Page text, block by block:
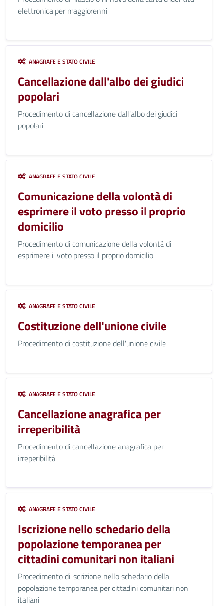
elettronica per maggiorenni
ANAGRAFE E STATO CIVILE
Cancellazione dall'albo dei giudici
popolari
Procedimento di cancellazione dall'albo dei giudici
popolari
ANAGRAFE E STATO CIVILE
Comunicazione della volontà di
esprimere il voto presso il proprio
domicilio
Procedimento di comunicazione della volontà di
esprimere il voto presso il proprio domicilio
ANAGRAFE E STATO CIVILE
Costituzione dell'unione civile
Procedimento di costituzione dell'unione civile
ANAGRAFE E STATO CIVILE
Cancellazione anagrafica per
irreperibilità
Procedimento di cancellazione anagrafica per
irreperibilità
ANAGRAFE E STATO CIVILE
Iscrizione nello schedario della
popolazione temporanea per
cittadini comunitari non italiani
Procedimento di iscrizione nello schedario della
popolazione temporanea per cittadini comunitari non
italiani